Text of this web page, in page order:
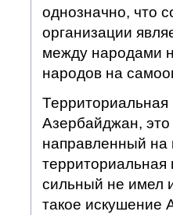
однозначно, что
организации
между народами
народов на
Территориальная
Азербайджан, это
направленный на
территориальная
сильный не имел
такое искушение